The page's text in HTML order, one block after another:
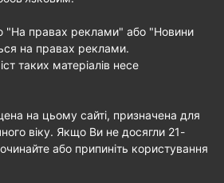
"На правах реклами" або "Новини
на правах реклами.
таких матеріалів несе
на цьому сайті, призначена для
віку. Якщо Ви не досягли 21-
або припиніть користування